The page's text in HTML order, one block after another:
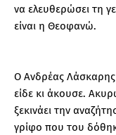
να ελευθερώσει τη
είναι η Θεοφανώ.
Ο Ανδρέας Λάσκαρης
είδε κι άκουσε.
ξεκινάει την
γρίφο που του